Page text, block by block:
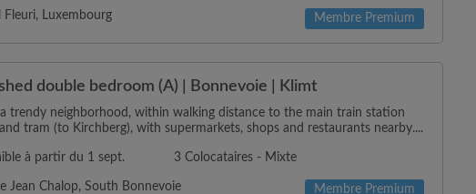
Fleuri, Luxembourg Membre Premium
double bedroom (A) | Bonnevoie | Klimt
a trendy neighborhood, within walking distance to the main train station
tram (to Kirchberg), with supermarkets, shops and restaurants nearby....
à partir du 1 sept. 3 Colocataires - Mixte
Jean Chalop, South Bonnevoie Membre Premium